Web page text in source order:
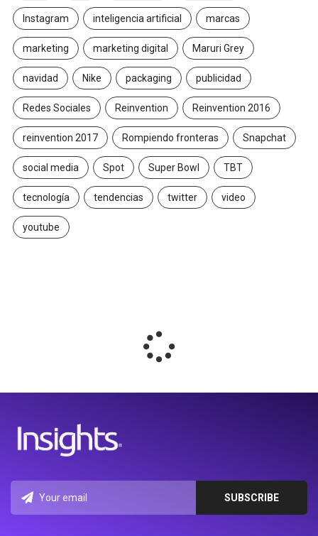
Instagram inteligencia artificial marcas
marketing marketing digital Maruri Grey
navidad Nike packaging publicidad
Redes Sociales Reinvention Reinvention 2016
reinvention 2017 Rompiendo fronteras Snapchat
social media Spot Super Bowl TBT
tecnología tendencias twitter video
youtube